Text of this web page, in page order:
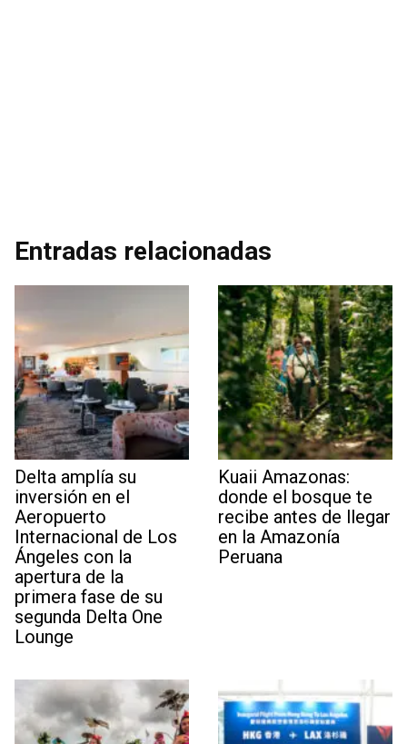
Entradas relacionadas
Delta amplía su
inversión en el
Aeropuerto
Internacional de Los
Ángeles con la
apertura de la
primera fase de su
segunda Delta One
Lounge
Kuaii Amazonas:
donde el bosque te
recibe antes de llegar
en la Amazonía
Peruana